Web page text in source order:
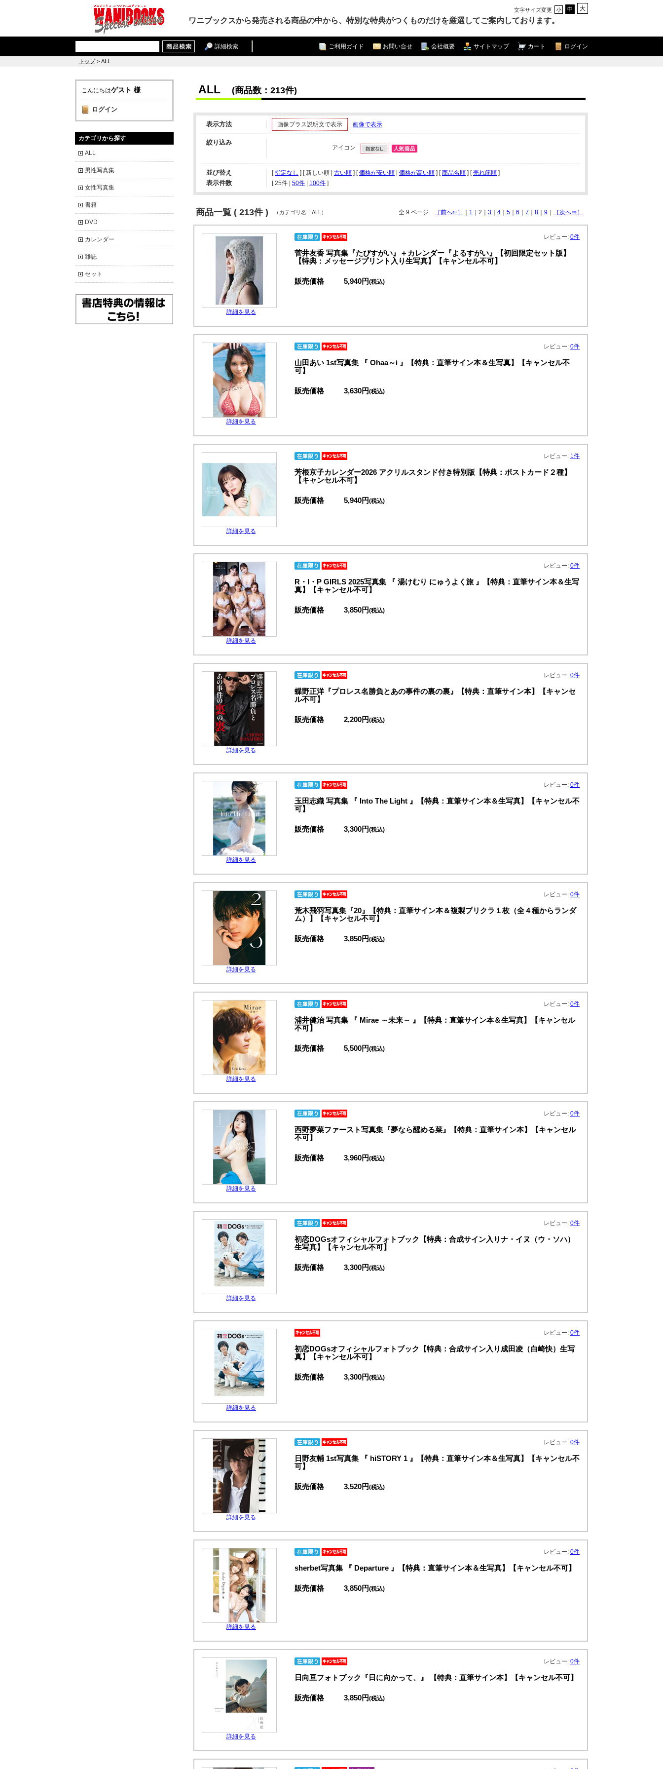
文字サイズ変更 小 中 大
ワニブックスから発売される商品の中から、特別な特典がつくものだけを厳選してご案内しております。
詳細検索 ログイン
カート
サイトマップ
会社概要
お問い合せ
ご利用ガイド
トップ> ALL
こんにちはゲスト 様
ログイン
カテゴリから探す
ALL
男性写真集
女性写真集
書籍
DVD
カレンダー
雑誌
セット
ALL (商品数：213件)
表示方法 画像プラス説明文で表示 画像で表示
絞り込み
アイコン
並び替え [指定なし ] [ 新しい順 | 古い順 ] [価格が安い順 価格が高い順 ] [商品名順 ] [売れ筋順 ]
表示件数 [ 25件 50件 100件 ]
商品一覧 ( 213件 ) 全 9 ページ ［前へ⇐］ 1 ｜2｜ 3 4 5 6 7 8 9 ［次へ⇒］
（カテゴリ名：ALL）
詳細を見る
レビュー: 0件
菅井友香 写真集『たびすがい』＋カレンダー『よるすがい』【初回限定セット版】
【特典：メッセージプリント入り生写真】【キャンセル不可】
販売価格 5,940円(税込)
詳細を見る
レビュー: 0件
山田あい 1st写真集 『 Ohaa～i 』【特典：直筆サイン本＆生写真】【キャンセル不
可】
販売価格 3,630円(税込)
詳細を見る
レビュー: 1件
芳根京子カレンダー2026 アクリルスタンド付き特別版【特典：ポストカード２種】
【キャンセル不可】
販売価格 5,940円(税込)
詳細を見る
レビュー: 0件
R・I・P GIRLS 2025写真集 『 湯けむり にゅうよく旅 』【特典：直筆サイン本＆生写
真】【キャンセル不可】
販売価格 3,850円(税込)
詳細を見る
レビュー: 0件
蝶野正洋『プロレス名勝負とあの事件の裏の裏』【特典：直筆サイン本】【キャンセ
ル不可】
販売価格 2,200円(税込)
詳細を見る
レビュー: 0件
玉田志織 写真集 『 Into The Light 』【特典：直筆サイン本＆生写真】【キャンセル不
可】
販売価格 3,300円(税込)
詳細を見る
レビュー: 0件
荒木飛羽写真集『20』【特典：直筆サイン本＆複製プリクラ１枚（全４種からランダ
ム）】【キャンセル不可】
販売価格 3,850円(税込)
詳細を見る
レビュー: 0件
浦井健治 写真集 『 Mirae ～未来～ 』【特典：直筆サイン本＆生写真】【キャンセル
不可】
販売価格 5,500円(税込)
詳細を見る
レビュー: 0件
西野夢菜ファースト写真集『夢なら醒める菜』【特典：直筆サイン本】【キャンセル
不可】
販売価格 3,960円(税込)
詳細を見る
レビュー: 0件
初恋DOGsオフィシャルフォトブック【特典：合成サイン入りナ・イヌ（ウ・ソハ）
生写真】【キャンセル不可】
販売価格 3,300円(税込)
詳細を見る
レビュー: 0件
初恋DOGsオフィシャルフォトブック【特典：合成サイン入り成田凌（白崎快）生写
真】【キャンセル不可】
販売価格 3,300円(税込)
詳細を見る
レビュー: 0件
日野友輔 1st写真集 『 hiSTORY 1 』【特典：直筆サイン本＆生写真】【キャンセル不
可】
販売価格 3,520円(税込)
詳細を見る
レビュー: 0件
sherbet写真集 『 Departure 』【特典：直筆サイン本＆生写真】【キャンセル不可】
販売価格 3,850円(税込)
詳細を見る
レビュー: 0件
日向亘フォトブック『日に向かって、』 【特典：直筆サイン本】【キャンセル不可】
販売価格 3,850円(税込)